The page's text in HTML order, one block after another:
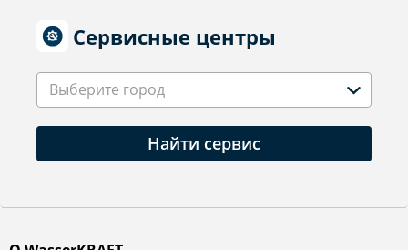
Сервисные центры
Выберите город
Найти сервис